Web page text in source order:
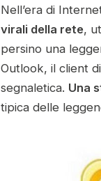
Nell’era di
virali della rete,
persino una
Outlook, il client
segnaletica. Una
tipica delle